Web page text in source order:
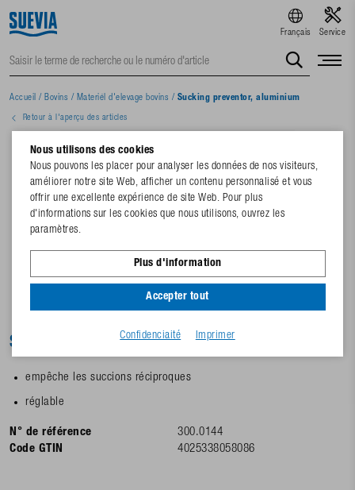
Français Service
Accueil / Bovins / Materiél d'elevage bovins / Sucking preventor, aluminium
Retour à l'aperçu des articles
Sucking preventor, aluminium
empêche les succions réciproques
réglable
N° de référence
300.0144
Code GTIN
4025338058086
Nous utilisons des cookies
Nous pouvons les placer pour analyser les données de nos visiteurs,
améliorer notre site Web, afficher un contenu personnalisé et vous
offrir une excellente expérience de site Web. Pour plus
d'informations sur les cookies que nous utilisons, ouvrez les
paramètres.
Plus d'information
Accepter tout
Confidenciaité Imprimer